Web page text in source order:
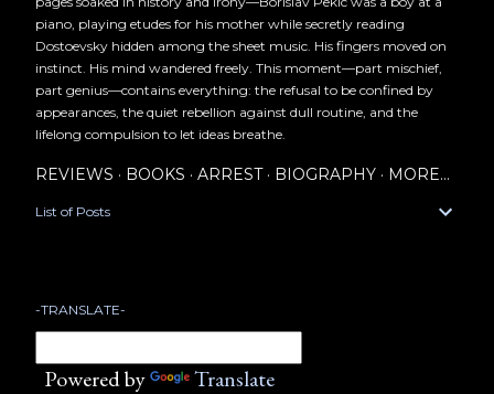
piano, playing etudes for his mother while secretly reading
Dostoevsky hidden among the sheet music. His fingers moved on
instinct. His mind wandered freely. This moment—part mischief,
part genius—contains everything: the refusal to be confined by
appearances, the quiet rebellion against dull routine, and the
lifelong compulsion to let ideas breathe.
REVIEWS BOOKS ARREST BIOGRAPHY MORE…
List of Posts
-TRANSLATE-
Powered by Translate